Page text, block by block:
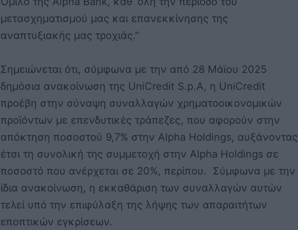
μετασχηματισμού μας και επανεκκίνησης της
αναπτυξιακής μας τροχιάς."
Σημειώνεται ότι, σύμφωνα με την από 28 Μάϊου 2025
δημόσια ανακοίνωση της UniCredit S.p.A, η UniCredit
προέβη στην σύναψη συναλλαγών χρηματοοικονομικών
προϊόντων με επενδυτικές τράπεζες, που αφορούν στην
απόκτηση ποσοστού 9,7% στην Alpha Holdings, αυξάνοντας
έτσι τη συνολική της συμμετοχή στην Alpha Holdings σε
ποσοστό που ανέρχεται σε 20%, περίπου. Σύμφωνα με την
ίδια ανακοίνωση, η εκκαθάριση των συναλλαγών αυτών
τελεί υπό την επιφύλαξη της λήψης των απαραιτήτων
εποπτικών εγκρίσεων.